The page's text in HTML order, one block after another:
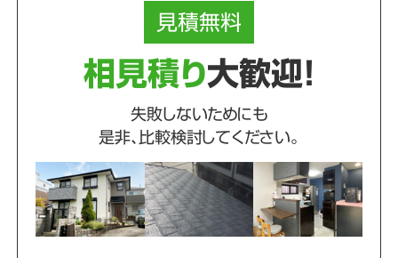
見積無料
相見積り大歓迎！
失敗しないためにも
是非、比較検討してください。